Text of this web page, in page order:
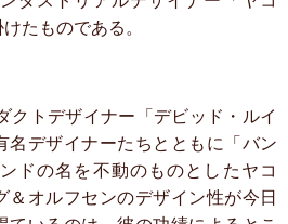
たものである。
クトデザイナー「デビッド・ルイ
名デザイナーたちとともに「バン
ドの名を不動のものとしたヤコ
＆オルフセンのデザイン性が今日